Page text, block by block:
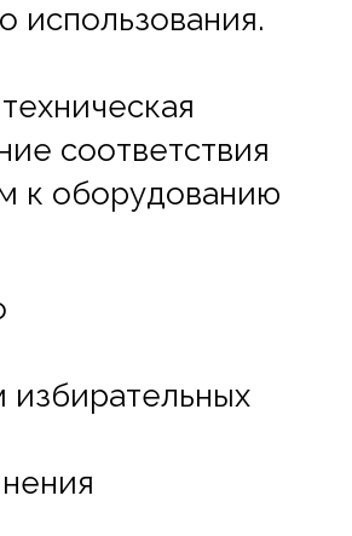
использования.
соответствия
к оборудованию
избирательных